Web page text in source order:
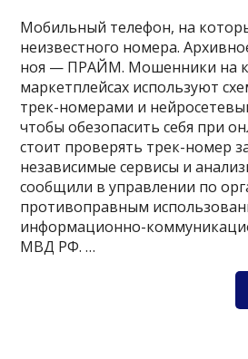
Мобильный телефон, на
неизвестного номера.
ноя — ПРАЙМ. Мошенники на
маркетплейсах используют
трек-номерами и
чтобы обезопасить себя при
стоит проверять трек-номер
независимые сервисы и
сообщили в управлении по
противоправным
информационно-
МВД РФ. …